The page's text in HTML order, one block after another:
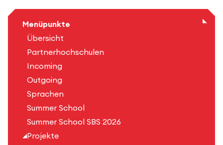
Menüpunkte
Übersicht
Partnerhochschulen
Incoming
Outgoing
Sprachen
Summer School
Summer School SBS 2026
Projekte